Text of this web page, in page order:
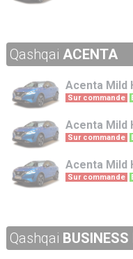
Qashqai ACENTA
Acenta Mild
Sur commande
Acenta Mild
Sur commande
Acenta Mild
Sur commande
Qashqai BUSINESS